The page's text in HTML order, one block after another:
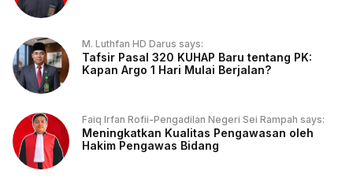
M. Luthfan HD Darus says:
Tafsir Pasal 320 KUHAP Baru tentang PK:
Kapan Argo 1 Hari Mulai Berjalan?
Faiq Irfan Rofii-Pengadilan Negeri Sei Rampah says:
Meningkatkan Kualitas Pengawasan oleh
Hakim Pengawas Bidang